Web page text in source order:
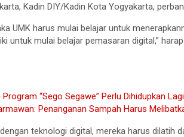
Kadin DIY/Kadin Kota Yogyakarta,
UMK harus mulai belajar untuk
untuk mulai belajar pemasaran digital,”
“Sego Segawe” Perlu Dihidupkan Lagi
Penanganan Sampah Harus
teknologi digital, mereka harus dilatih